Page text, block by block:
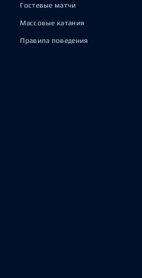
Гостевые матчи
Массовые катания
Правила поведения